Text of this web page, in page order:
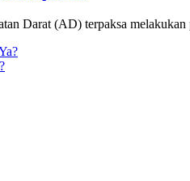
Darat (AD) terpaksa